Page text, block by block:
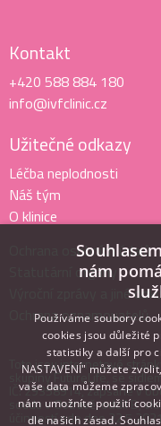
Toto jsou internetové
skupiny FutureLife, se
IČ: 29358914, zapsané v
soudu v Ostravě, oddíl B,
účinností ode dne
Kontakt
+420 588 884 180
info@ivfclinic.cz
Užitečné odkazy
Léčba neplodnosti
Náš tým
O klinice
Ochrana osobních údajů
Statutární orgány
Výroční zprávy a jiné
Ochrana oznamovatelů
nám
Používáme soubory
cookies jsou důležité
statistiky a další pro
NASTAVENÍ" můžete
vaše data můžeme
nám umožníte použití
dle našich zásad.